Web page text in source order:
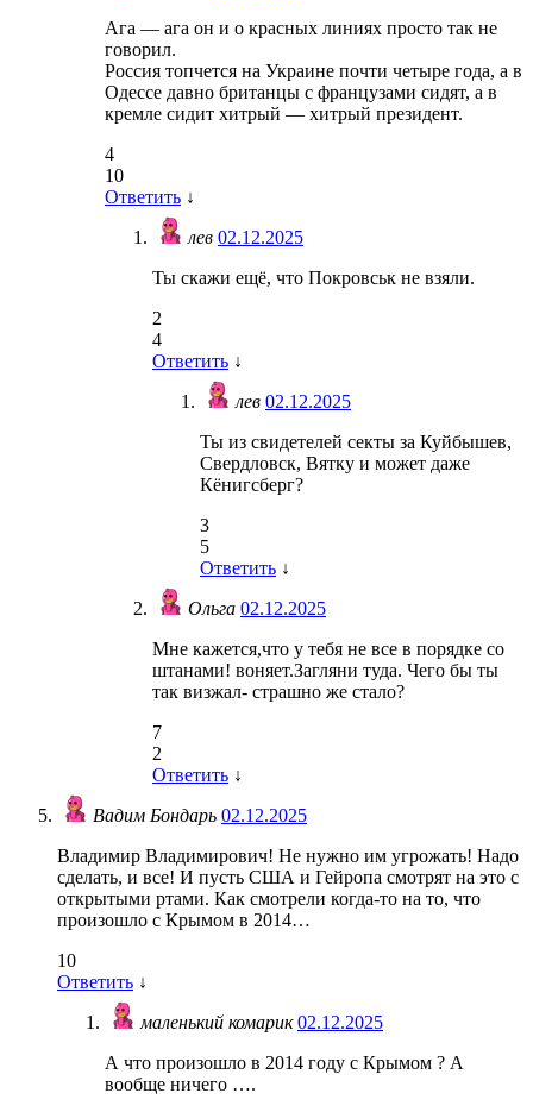
Ага — ага он и о красных линиях просто так не
говорил.
Россия топчется на Украине почти четыре года, а в
Одессе давно британцы с французами сидят, а в
кремле сидит хитрый — хитрый президент.
4
10
Ответить ↓
лев 02.12.2025
Ты скажи ещё, что Покровськ не взяли.
2
4
Ответить ↓
лев 02.12.2025
Ты из свидетелей секты за Куйбышев,
Свердловск, Вятку и может даже
Кёнигсберг?
3
5
Ответить ↓
Ольга 02.12.2025
Мне кажется,что у тебя не все в порядке со
штанами! воняет.Загляни туда. Чего бы ты
так визжал- страшно же стало?
7
2
Ответить ↓
Вадим Бондарь 02.12.2025
Владимир Владимирович! Не нужно им угрожать! Надо
сделать, и все! И пусть США и Гейропа смотрят на это с
открытыми ртами. Как смотрели когда-то на то, что
произошло с Крымом в 2014…
10
Ответить ↓
маленький комарик02.12.2025
А что произошло в 2014 году с Крымом ? А
вообще ничего ….